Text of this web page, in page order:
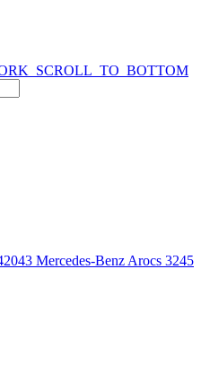
Mercedes-Benz Arocs 3245